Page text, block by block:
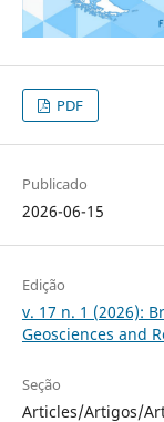
PDF
Publicado
2026-06-15
Edição
v. 17 n. 1 (2026):
Geosciences and
Seção
Articles/Artigos/